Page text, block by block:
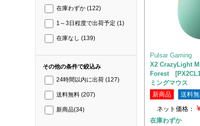
在庫わずか (122)
1～3日程度で出荷予定 (1)
在庫なし (139)
その他の条件で絞込み
24時間以内に出荷 (127)
送料無料 (207)
新商品(34)
Pulsar Gaming
X2 CrazyLight
Forest
ミングマウス
新商品
送料
ネット価格：
在庫わずか